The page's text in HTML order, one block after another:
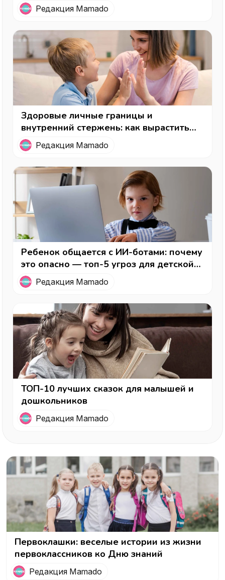
ребенкаРедакция Mamado
Здоровые личные границы и
внутренний стержень: как вырастить
ребенка, умеющего защитить себя
Редакция Mamado
Ребенок общается с ИИ-ботами: почему
это опасно — топ-5 угроз для детской
психикиРедакция Mamado
ТОП-10 лучших сказок для малышей и
дошкольников
Редакция Mamado
Первоклашки: веселые истории из жизни
первоклассников ко Дню знаний
Редакция Mamado